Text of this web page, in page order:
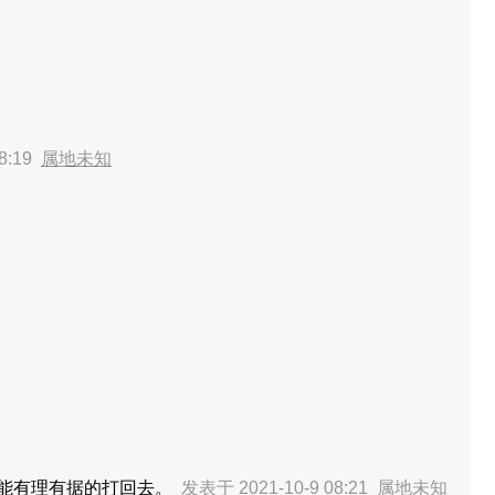
属地未知
理有据的打回去。 发表于 2021-10-9 08:21 属地未知